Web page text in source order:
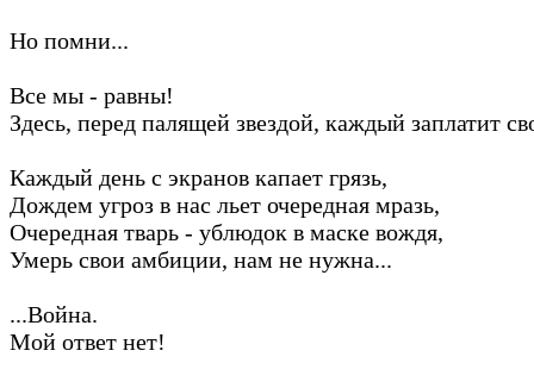
Но помни...
Все мы - равны!
Здесь, перед палящей звездой, каждый заплатит
Каждый день с экранов капает грязь,
Дождем угроз в нас льет очередная мразь,
Очередная тварь - ублюдок в маске вождя,
Умерь свои амбиции, нам не нужна...
...Война.
Мой ответ нет!